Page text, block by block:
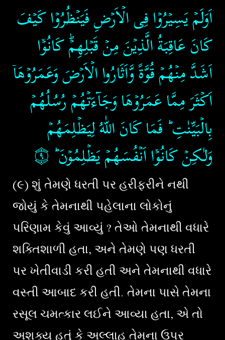
اَوَلَمۡ يَسِيۡرُوۡا فِى الۡاَرۡضِ فَيَنۡظُرُوۡا كَيۡفَ
كَانَ عَاقِبَةُ الَّذِيۡنَ مِنۡ قَبۡلِهِمۡ​ؕ كَانُوۡۤا
اَشَدَّ مِنۡهُمۡ قُوَّةً وَّاَثَارُوا الۡاَرۡضَ وَعَمَرُوۡهَاۤ
اَكۡثَرَ مِمَّا عَمَرُوۡهَا وَجَآءَتۡهُمۡ رُسُلُهُمۡ
بِالۡبَيِّنٰتِ​ ؕ فَمَا كَانَ اللّٰهُ لِيَظۡلِمَهُمۡ
وَلٰـكِنۡ كَانُوۡۤا اَنۡفُسَهُمۡ يَظۡلِمُوۡنَ ؕ۝٩
(૯) શું તેમણે ધરતી પર હરીફરીને નથી
જોયું કે તેમનાથી પહેલાના લોકોનું
પરિણામ કેવું આવ્યું ? તેઓ તેમનાથી વધારે
શક્તિશાળી હતા, અને તેમણે પણ ધરતી
પર ખેતીવાડી કરી હતી અને તેમનાથી વધારે
વસ્તી આબાદ કરી હતી. તેમના પાસે તેમના
રસૂલ ચમત્કાર લઈને આવ્યા હતા, એ તો